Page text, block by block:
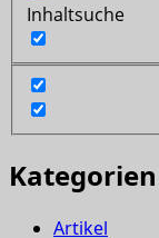
Inhaltsuche
Kategorien
Artikel